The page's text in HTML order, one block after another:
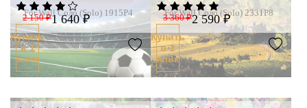
For Wall Соло (Solo) 1915P4
2 150 ₽1 640 ₽
Купить
в 1
клик
For Wall Соло (Solo) 2331P8
3 360 ₽2 590 ₽
Купить
в 1
клик